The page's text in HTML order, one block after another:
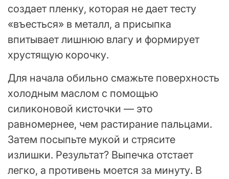
создает пленку, которая не дает тесту
«въесться» в металл, а присыпка
впитывает лишнюю влагу и формирует
хрустящую корочку.
Для начала обильно смажьте поверхность
холодным маслом с помощью
силиконовой кисточки — это
равномернее, чем растирание пальцами.
Затем посыпьте мукой и стрясите
излишки. Результат? Выпечка отстает
легко, а противень моется за минуту. В